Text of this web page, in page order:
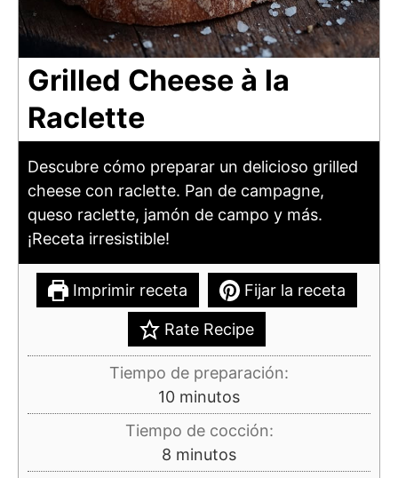
Grilled Cheese à la
Raclette
Descubre cómo preparar un delicioso grilled
cheese con raclette. Pan de campagne,
queso raclette, jamón de campo y más.
¡Receta irresistible!
Imprimir receta Fijar la receta
Rate Recipe
Tiempo de preparación:
10minutos
minutos
Tiempo de cocción:
8 minutos
minutos